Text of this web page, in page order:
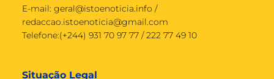
E-mail: geral@istoenoticia.info /
redaccao.istoenoticia@gmail.com
Telefone:(+244) 931 70 97 77 / 222 77 49 10
Situação Legal